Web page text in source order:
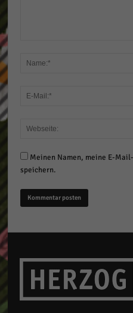
Meinen Namen, meine E-
speichern.